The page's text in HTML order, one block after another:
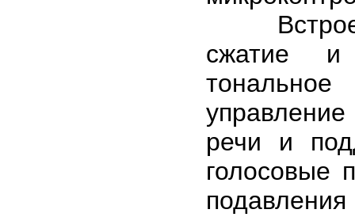
сжатие и
речи и
голосовые